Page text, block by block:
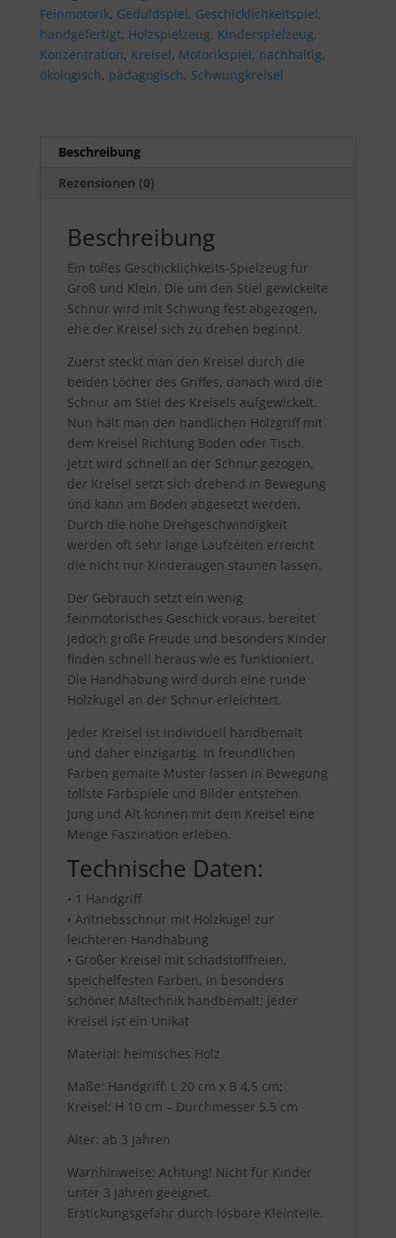
Feinmotorik, Geduldspiel, Geschicklichkeitspiel,
handgefertigt, Holzspielzeug, Kinderspielzeug,
Konzentration, Kreisel, Motorikspiel, nachhaltig,
ökologisch, pädagogisch, Schwungkreisel
Beschreibung
Rezensionen (0)
Beschreibung
Ein tolles Geschicklichkeits-Spielzeug für
Groß und Klein. Die um den Stiel gewickelte
Schnur wird mit Schwung fest abgezogen,
ehe der Kreisel sich zu drehen beginnt.
Zuerst steckt man den Kreisel durch die
beiden Löcher des Griffes, danach wird die
Schnur am Stiel des Kreisels aufgewickelt.
Nun hält man den handlichen Holzgriff mit
dem Kreisel Richtung Boden oder Tisch.
Jetzt wird schnell an der Schnur gezogen,
der Kreisel setzt sich drehend in Bewegung
und kann am Boden abgesetzt werden.
Durch die hohe Drehgeschwindigkeit
werden oft sehr lange Laufzeiten erreicht
die nicht nur Kinderaugen staunen lassen.
Der Gebrauch setzt ein wenig
feinmotorisches Geschick voraus, bereitet
jedoch große Freude und besonders Kinder
finden schnell heraus wie es funktioniert.
Die Handhabung wird durch eine runde
Holzkugel an der Schnur erleichtert.
Jeder Kreisel ist individuell handbemalt
und daher einzigartig. In freundlichen
Farben gemalte Muster lassen in Bewegung
tollste Farbspiele und Bilder entstehen.
Jung und Alt können mit dem Kreisel eine
Menge Faszination erleben.
Technische Daten:
• 1 Handgriff
• Antriebsschnur mit Holzkugel zur
leichteren Handhabung
• Großer Kreisel mit schadstofffreien,
speichelfesten Farben, in besonders
schöner Maltechnik handbemalt; jeder
Kreisel ist ein Unikat
Material: heimisches Holz
Maße: Handgriff: L 20 cm x B 4,5 cm;
Kreisel: H 10 cm – Durchmesser 5,5 cm
Alter: ab 3 Jahren
Warnhinweise: Achtung! Nicht für Kinder
unter 3 Jahren geeignet.
Erstickungsgefahr durch lösbare Kleinteile.